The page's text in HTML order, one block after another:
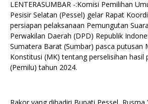
LENTERASUMBAR -:Komisi Pemilihan
Pesisir Selatan (Pessel) gelar Rapat
persiapan pelaksanaan Pemungutan
Perwakilan Daerah (DPD) Republik
Sumatera Barat (Sumbar) pasca putusan
Konstitusi (MK) tentang perselisihan hasil
(Pemilu) tahun 2024.